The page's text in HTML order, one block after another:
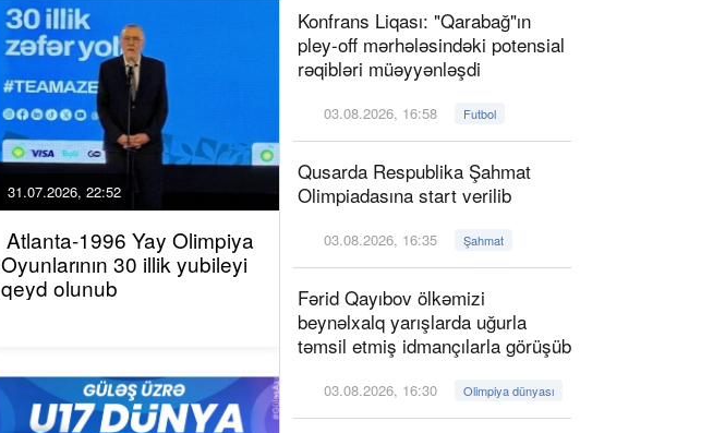
31.07.2026, 22:52
Atlanta-1996 Yay Olimpiya
Oyunlarının 30 illik yubileyi
qeyd olunub
Konfrans Liqası: "Qarabağ"ın
pley-off mərhələsindəki potensial
rəqibləri müəyyənləşdi
03.08.2026, 16:58 Futbol
Qusarda Respublika Şahmat
Olimpiadasına start verilib
03.08.2026, 16:35 Şahmat
Fərid Qayıbov ölkəmizi
beynəlxalq yarışlarda uğurla
təmsil etmiş idmançılarla görüşüb
03.08.2026, 16:30 Olimpiya dünyası